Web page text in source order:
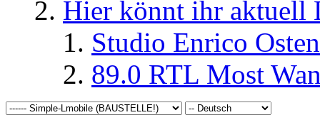
Hier könnt ihr aktuell
Studio Enrico
89.0 RTL Most